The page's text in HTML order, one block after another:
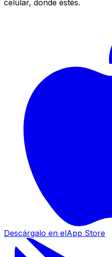
celular, donde estés.
Descárgalo en elApp Store